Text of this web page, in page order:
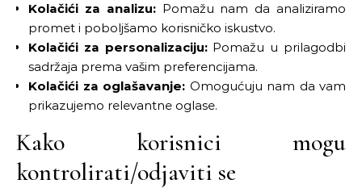
Kolačići za analizu:Pomažu nam da analiziramo
promet i poboljšamo korisničko iskustvo.
Kolačići za personalizaciju:Pomažu u prilagodbi
sadržaja prema vašim preferencijama.
Kolačići za oglašavanje: Omogućuju nam da vam
prikazujemo relevantne oglase.
Kako korisnici mogu
kontrolirati/odjaviti se